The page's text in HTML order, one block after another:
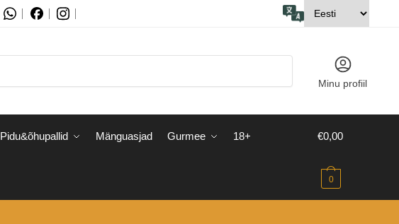
Minu profiil
Pidu&õhupallid Mänguasjad Gurmee 18+ €0,00
0